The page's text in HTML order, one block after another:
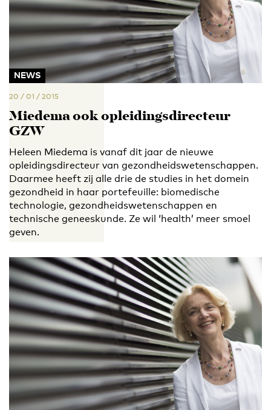
NEWS
20 / 01 / 2015
Miedema ook opleidingsdirecteur
GZW
Heleen Miedema is vanaf dit jaar de nieuwe
opleidingsdirecteur van gezondheidswetenschappen.
Daarmee heeft zij alle drie de studies in het domein
gezondheid in haar portefeuille: biomedische
technologie, gezondheidswetenschappen en
technische geneeskunde. Ze wil ‘health’ meer smoel
geven.